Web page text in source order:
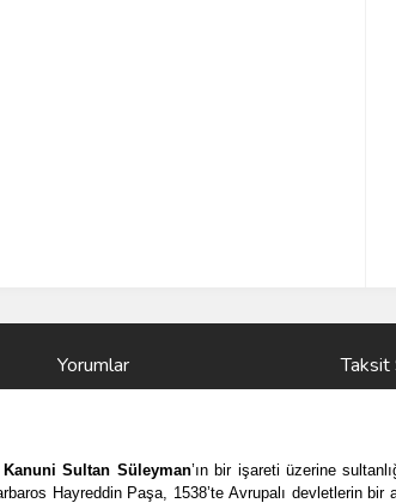
Yorumlar Taksit
Kanuni Sultan Süleyman’ın bir işareti üzerine
Hayreddin Paşa, 1538’te Avrupalı devletlerin